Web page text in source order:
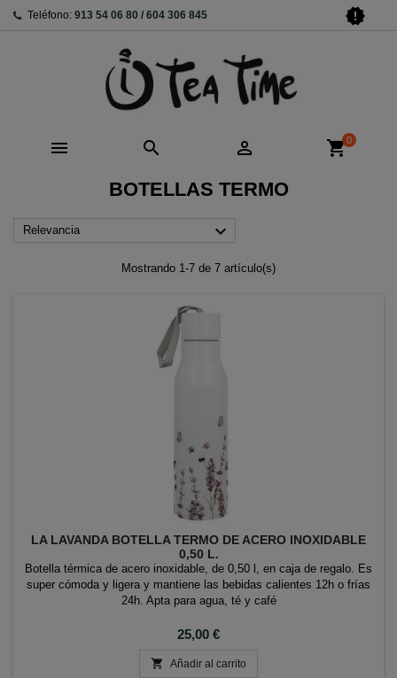
Teléfono: 913 54 06 80 / 604 306 845 new_releases
   shopping_cart0
BOTELLAS TERMO
Relevancia 
Mostrando 1-7 de 7 artículo(s)
LA LAVANDA BOTELLA TERMO DE ACERO INOXIDABLE
0,50 L.
Botella térmica de acero inoxidable, de 0,50 l, en caja de regalo. Es
super cómoda y ligera y mantiene las bebidas calientes 12h o frías
24h. Apta para agua, té y café
Precio
25,00 €
 Añadir al carrito